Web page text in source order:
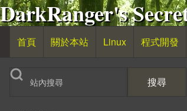
移至主內容
DarkRanger's
主導覽
首頁 關於本站 Linux 程式開發
搜尋